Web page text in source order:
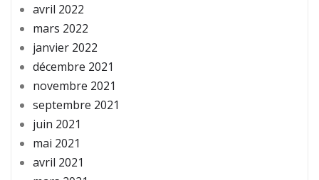
avril 2022
mars 2022
janvier 2022
décembre 2021
novembre 2021
septembre 2021
juin 2021
mai 2021
avril 2021